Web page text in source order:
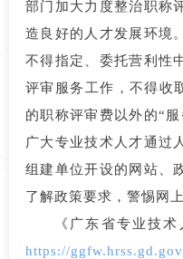
部门加大力度整治职称
造良好的人才发展环境
不得指定、委托营利性
评审服务工作，不得收
的职称评审费以外的“
广大专业技术人才通过
组建单位开设的网站、
了解政策要求，警惕网
《广东省专业技
https://